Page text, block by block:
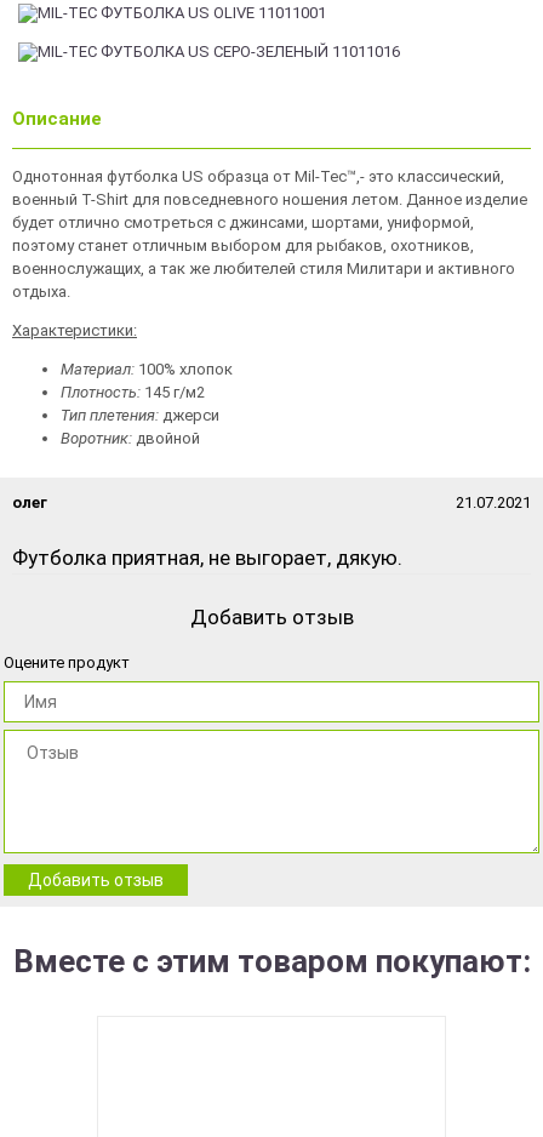
Описание
Однотонная футболка US образца от Mil-Tec™,- это классический,
военный T-Shirt для повседневного ношения летом. Данное изделие
будет отлично смотреться с джинсами, шортами, униформой,
поэтому станет отличным выбором для рыбаков, охотников,
военнослужащих, а так же любителей стиля Милитари и активного
отдыха.
Характеристики:
Материал: 100% хлопок
Плотность: 145 г/м2
Тип плетения: джерси
Воротник: двойной
олег 21.07.2021
Футболка приятная, не выгорает, дякую.
Добавить отзыв
Оцените продукт
Добавить отзыв
Вместе с этим товаром покупают: